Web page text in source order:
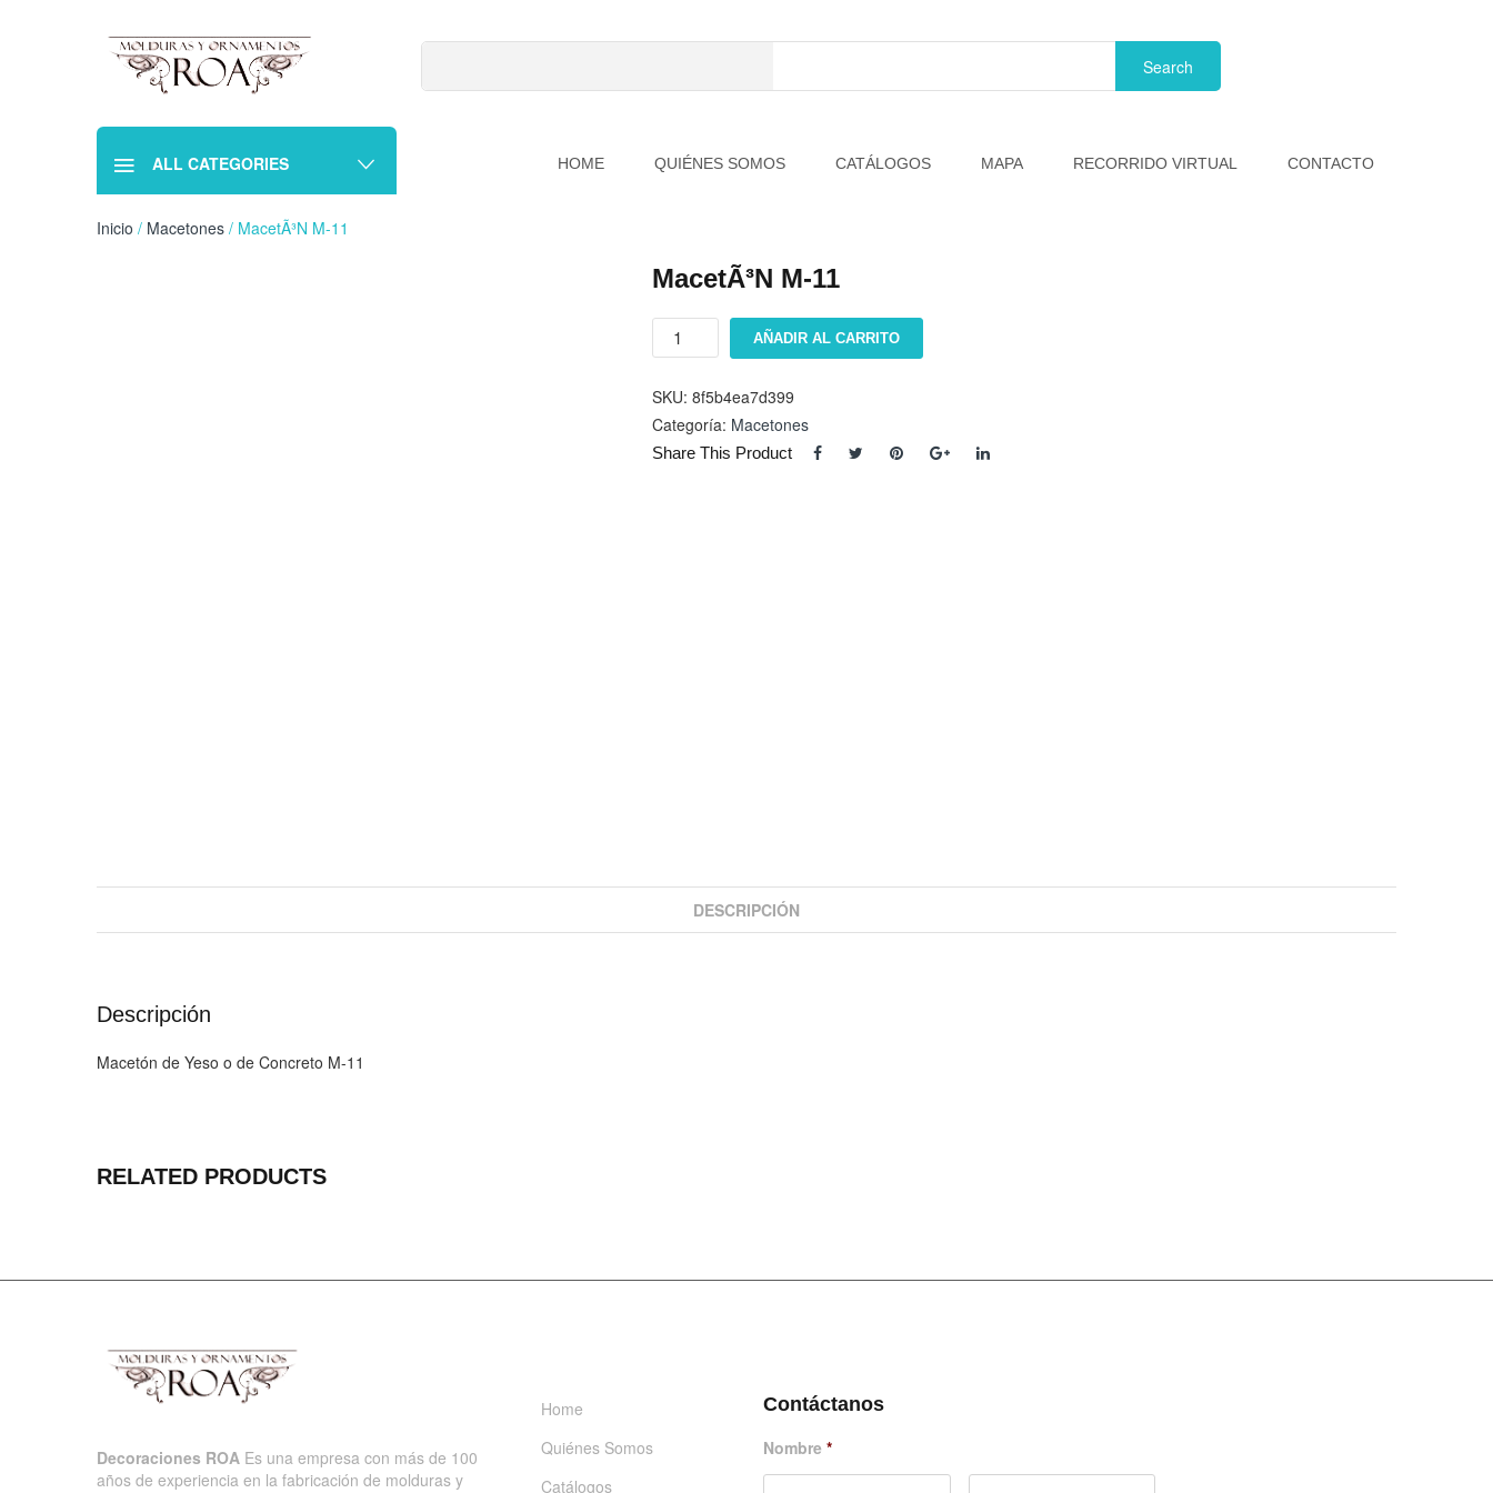
ALL CATEGORIES HOME QUIÉNES SOMOS CATÁLOGOS MAPA RECORRIDO VIRTUAL CONTACTO
Inicio / Macetones / MacetÃ³n M-11
MacetÃ³n M-11
MacetÃ³n
cantidad
AÑADIR AL CARRITO
SKU: 8f5b4ea7d399
Categoría: Macetones
Share This Product
DESCRIPCIÓN
Descripción
Macetón de Yeso o de Concreto M-11
RELATED PRODUCTS
Decoraciones ROA Es una empresa con más de 100
años de experiencia en la fabricación de molduras y
Home
Quiénes Somos
Catálogos
Contáctanos
Nombre *